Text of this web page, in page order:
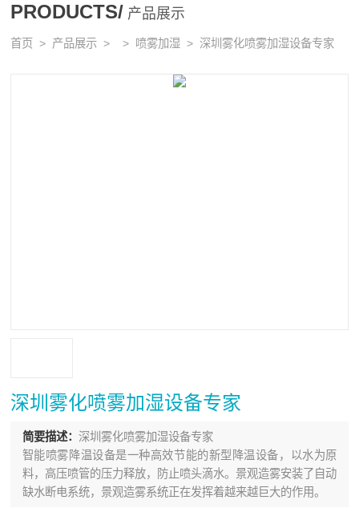
PRODUCTS/ 产品展示
首页 > 产品展示 > > 喷雾加湿 > 深圳雾化喷雾加湿设备专家
深圳雾化喷雾加湿设备专家
简要描述： 深圳雾化喷雾加湿设备专家
智能喷雾降温设备是一种高效节能的新型降温设备，以水为原
料，高压喷管的压力释放，防止喷头滴水。景观造雾安装了自动
缺水断电系统，景观造雾系统正在发挥着越来越巨大的作用。